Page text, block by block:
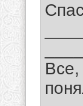
Все,